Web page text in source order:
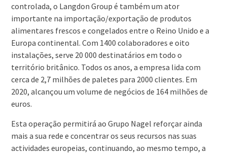
controlada, o Langdon Group é também um ator
importante na importação/exportação de produtos
alimentares frescos e congelados entre o Reino Unido e a
Europa continental. Com 1400 colaboradores e oito
instalações, serve 20 000 destinatários em todo o
território britânico. Todos os anos, a empresa lida com
cerca de 2,7 milhões de paletes para 2000 clientes. Em
2020, alcançou um volume de negócios de 164 milhões de
euros.
Esta operação permitirá ao Grupo Nagel reforçar ainda
mais a sua rede e concentrar os seus recursos nas suas
actividades europeias, continuando, ao mesmo tempo, a